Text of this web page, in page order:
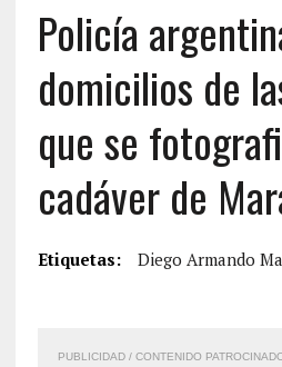
Policía
domicilios de
que se
cadáver de
Etiquetas: Diego Armando
PUBLICIDAD / CONTENIDO